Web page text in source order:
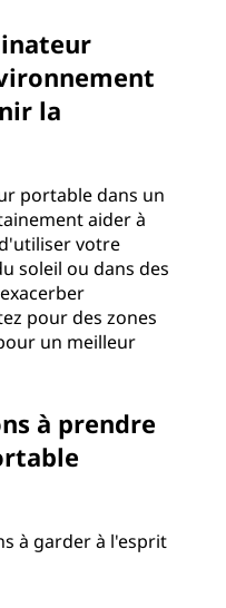
la
portable dans un
aider à
votre
soleil ou dans des
pour des zones
un meilleur
à prendre
à garder à l'esprit